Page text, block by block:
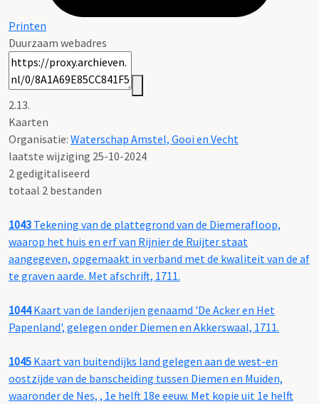
Printen
Duurzaam webadres
2.13.
Kaarten
Organisatie: Waterschap Amstel, Gooi en Vecht
laatste wijziging 25-10-2024
2 gedigitaliseerd
totaal 2 bestanden
1043 Tekening van de plattegrond van de Diemerafloop,
waarop het huis en erf van Rijnier de Ruijter staat
aangegeven, opgemaakt in verband met de kwaliteit van de af
te graven aarde. Met afschrift, 1711.
1044Kaart van de landerijen genaamd 'De Acker en Het
Papenland', gelegen onder Diemen en Akkerswaal, 1711.
1045 Kaart van buitendijks land gelegen aan de west-en
oostzijde van de banscheiding tussen Diemen en Muiden,
waaronder de Nes, , 1e helft 18e eeuw. Met kopie uit 1e helft